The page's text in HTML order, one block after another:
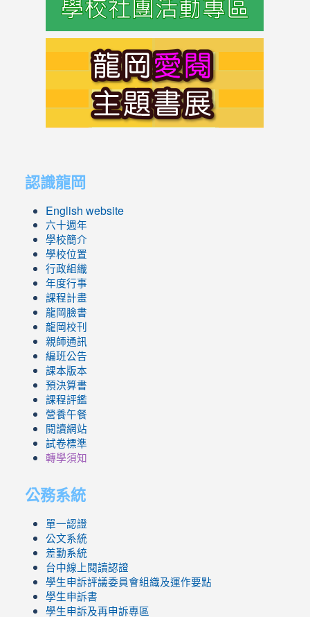
認識龍岡
English website
六十週年
學校簡介
學校位置
行政組織
年度行事
課程計畫
龍岡臉書
龍岡校刊
親師通訊
編班公告
課本版本
預決算書
課程評鑑
營養午餐
閱讀網站
試卷標準
轉學須知
公務系統
單一認證
公文系統
差勤系統
台中線上閱讀認證
學生申訴評議委員會組織及運作要點
學生申訴書
學生申訴及再申訴專區